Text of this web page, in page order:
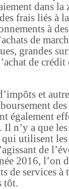
dans la
frais liés à
à
de
grandes
de crédit
et
des
également
Il n’y a que
utilisent les
de
2016, l’on
de services à
tôt.